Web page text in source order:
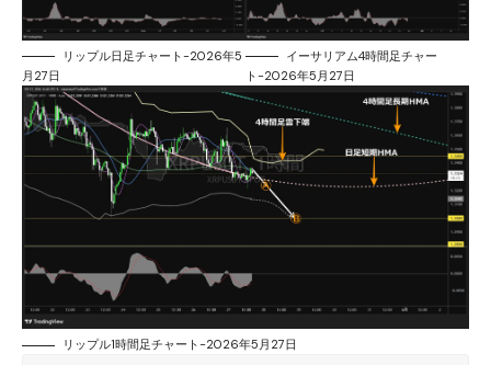
リップル日足チャート-2026年5
月27日
イーサリアム4時間足チャー
ト-2026年5月27日
リップル1時間足チャート-2026年5月27日